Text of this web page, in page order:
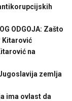
antikorupcijskih
ODGOJA: Zašto
Kitarović
na
Jugoslavija zemlja
ima ovlast da